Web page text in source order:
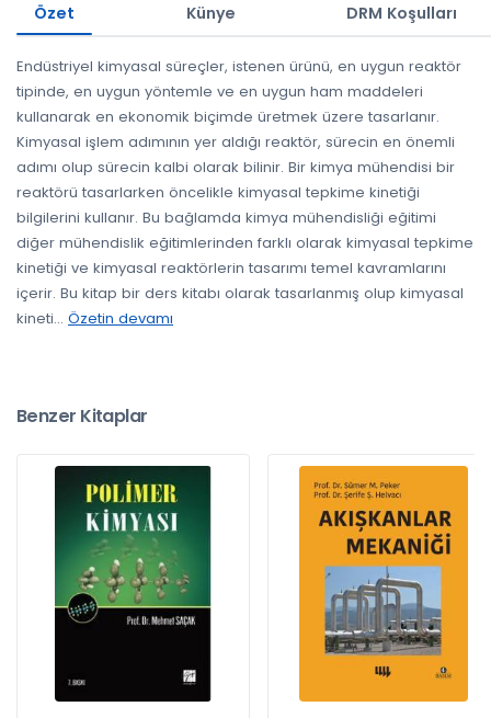
Özet Künye DRM Koşulları
Endüstriyel kimyasal süreçler, istenen ürünü, en uygun reaktör
tipinde, en uygun yöntemle ve en uygun ham maddeleri
kullanarak en ekonomik biçimde üretmek üzere tasarlanır.
Kimyasal işlem adımının yer aldığı reaktör, sürecin en önemli
adımı olup sürecin kalbi olarak bilinir. Bir kimya mühendisi bir
reaktörü tasarlarken öncelikle kimyasal tepkime kinetiği
bilgilerini kullanır. Bu bağlamda kimya mühendisliği eğitimi
diğer mühendislik eğitimlerinden farklı olarak kimyasal tepkime
kinetiği ve kimyasal reaktörlerin tasarımı temel kavramlarını
içerir. Bu kitap bir ders kitabı olarak tasarlanmış olup kimyasal
kineti... Özetin devamı
Benzer Kitaplar